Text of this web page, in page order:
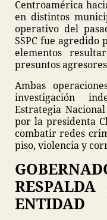
Centroamérica
en distintos
operativo del
SSPC fue
elementos
presuntos
Ambas
investigación
Estrategia
por la presidenta
combatir redes
piso, violencia y
ENTIDAD